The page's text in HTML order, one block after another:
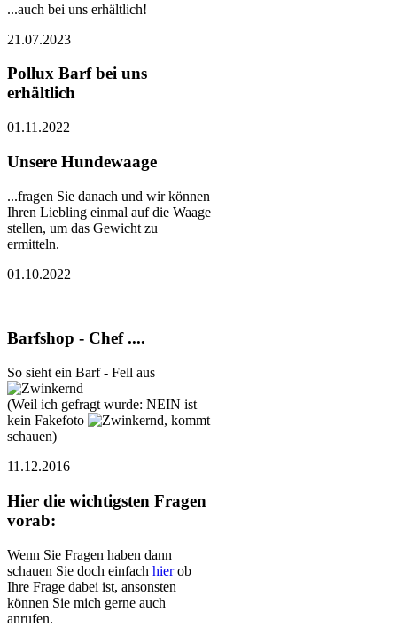
...auch bei uns erhältlich!
21.07.2023
Pollux Barf bei uns
erhältlich
01.11.2022
Unsere Hundewaage
...fragen Sie danach und wir können
Ihren Liebling einmal auf die Waage
stellen, um das Gewicht zu
ermitteln.
01.10.2022
Barfshop - Chef ....
So sieht ein Barf - Fell aus
(Weil ich gefragt wurde: NEIN ist
kein Fakefoto
, kommt
schauen)
11.12.2016
Hier die wichtigsten Fragen
vorab:
Wenn Sie Fragen haben dann
schauen Sie doch einfach hierob
Ihre Frage dabei ist, ansonsten
können Sie mich gerne auch
anrufen.